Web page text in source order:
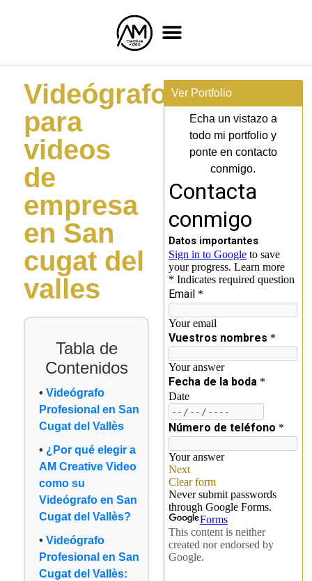
Videógrafo
para
videos
de
empresa
en San
cugat del
valles
Tabla de
Contenidos
Videógrafo
Profesional en San
Cugat del Vallès
¿Por qué elegir a
AM Creative Video
como su
Videógrafo en San
Cugat del Vallès?
Videógrafo
Profesional en San
Cugat del Vallès:
Ver Portfolio
Echa un vistazo a
todo mi portfolio y
ponte en contacto
conmigo.